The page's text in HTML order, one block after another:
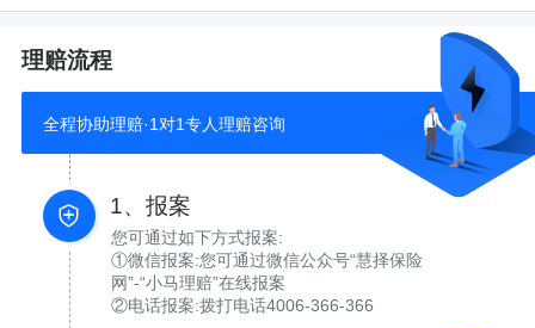
理赔流程
全程协助理赔·1对1专人理赔咨询
1、报案
您可通过如下方式报案:
①微信报案:您可通过微信公众号“慧择保险
网”-“小马理赔”在线报案
②电话报案:拨打电话4006-366-366